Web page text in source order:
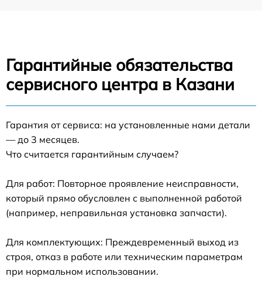
Гарантийные обязательства
сервисного центра в Казани
Гарантия от сервиса: на установленные нами детали
— до 3 месяцев.
Что считается гарантийным случаем?
Для работ: Повторное проявление неисправности,
который прямо обусловлен с выполненной работой
(например, неправильная установка запчасти).
Для комплектующих: Преждевременный выход из
строя, отказ в работе или техническим параметрам
при нормальном использовании.